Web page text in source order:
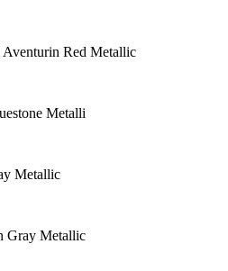
Red Metallic
Metalli
Metallic
Gray Metallic